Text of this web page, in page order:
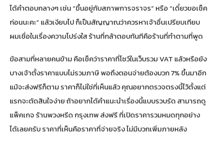
ได้คำตอบกลางๆ เช่น “ขึ้นอยู่กับสภาพการจราจร” หรือ “เดี๋ยวขอเช็ค
ก่อนนะคะ” แล้วเงียบไป ก็เป็นสัญญาณว่าควรหาเจ้าอื่นเปรียบเทียบ
ผมเชื่อในเรื่องความโปร่งใส ร้านที่กล้าตอบทันทีคือร้านที่ทำตามที่พูด
ข้อสามที่หลายคนข้าม คือเช็คว่าราคาที่โชว์ในเว็บรวม VAT แล้วหรือยัง
บางเจ้าตั้งราคาแบบไม่รวมภาษี พอถึงตอนจ่ายต้องบวก 7% ขึ้นมาอีก
แม้จะส่งฟรีก็ตาม ราคาก็ไม่ใช่ที่เห็นแล้ว คุณอยากตรวจตรงนี้ไว้ตั้งแต่
แรกจะตัดสินใจง่าย ถ้าอยากได้คำแนะนำเรื่องนี้แบบรวบรัด สามารถดู
แพ็คเกจ ร้านพวงหรีด กรุงเทพ ส่งฟรี ที่เปิดราคารวมหมดทุกอย่าง
ได้เลยครับ ราคาที่เห็นคือราคาที่จ่ายจริง ไม่มีบวกเพิ่มภายหลัง